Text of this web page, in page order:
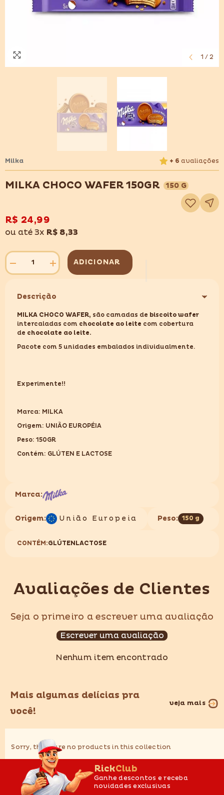
1 / 2
Milka + 6 avaliações
MILKA CHOCO WAFER 150GR 150 G
Adicionar
à
lista
R$ 24,99
ou até 3x R$ 8,33
Diminuir
quantidade
CHOCO
150GR
Aumentar
quantidade
CHOCO
150GR
ADICIONAR
Descrição
MILKA CHOCO WAFER, são camadas de biscoito wafer
intercaladas com chocolate ao leite com cobertura
de chocolate ao leite.
Pacote com 5 unidades embalados individualmente.
Experimente!!
Marca: MILKA
Origem: UNIÃO EUROPÉIA
Peso: 150GR
Contém: GLÚTEN E LACTOSE
Marca:
Origem: União Europeia Peso: 150 g
CONTÉM:GLÚTEN LACTOSE
Avaliações de Clientes
Seja o primeiro a escrever uma avaliação
Escrever uma avaliação
Nenhum item encontrado
Mais algumas delícias pra
você!
veja mais
Sorry, there are no products in this collection
RickClub
Ganhe descontos e receba
novidades exclusivas